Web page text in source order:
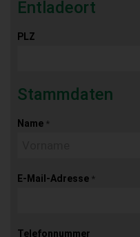
Entladeort
PLZ
Stammdaten
Name *
E-Mail-Adresse *
Telefonnummer